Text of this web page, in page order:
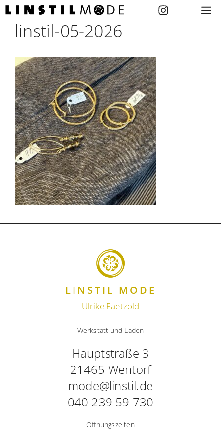
Zum
springenlinstil-05-2026
Werkstatt und Laden
Hauptstraße 3
21465 Wentorf
mode@linstil.de
040 239 59 730
LINSTIL MODE
Ulrike Paetzold
Öffnungszeiten